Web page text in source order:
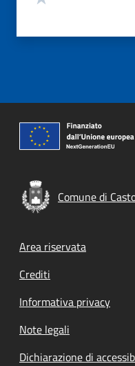
Comune di
Footer menu
Area riservata
Crediti
Informativa privacy
Note legali
Dichiarazione di